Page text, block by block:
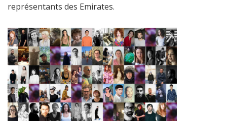
représentants des Emirates.